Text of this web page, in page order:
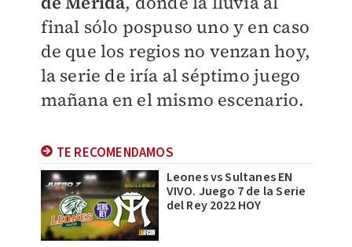
final sólo pospuso uno y en caso
de que los regios no venzan hoy,
la serie de iría al séptimo juego
mañana en el mismo escenario.
TE RECOMENDAMOS
Leones vs Sultanes EN
VIVO. Juego 7 de la Serie
del Rey 2022 HOY